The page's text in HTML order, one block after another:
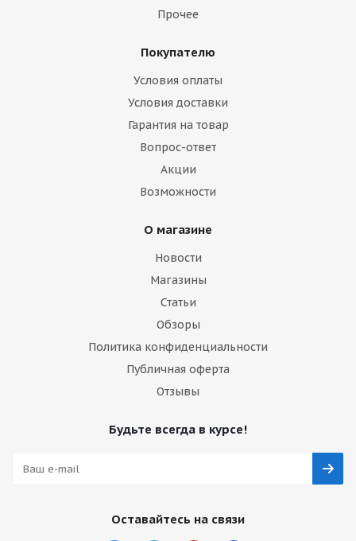
Прочее
Покупателю
Условия оплаты
Условия доставки
Гарантия на товар
Вопрос-ответ
Акции
Возможности
О магазине
Новости
Магазины
Статьи
Обзоры
Политика конфиденциальности
Публичная оферта
Отзывы
Будьте всегда в курсе!
Оставайтесь на связи